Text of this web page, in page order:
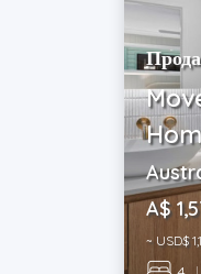
A$
~ USD$